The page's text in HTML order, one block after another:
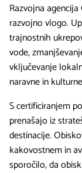
Razvojna
razvojno vlogo.
trajnostnih
vode,
vključevanje
naravne in
S certificiranjem
prenašajo iz
destinacije.
kakovostnem in
sporočilo, da